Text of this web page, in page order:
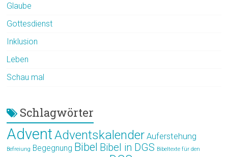
Glaube
Gottesdienst
Inklusion
Leben
Schau mal
Schlagwörter
AdventAdventskalender Auferstehung
Befreiung Begegnung Bibel Bibel in DGS Bibeltexte für den